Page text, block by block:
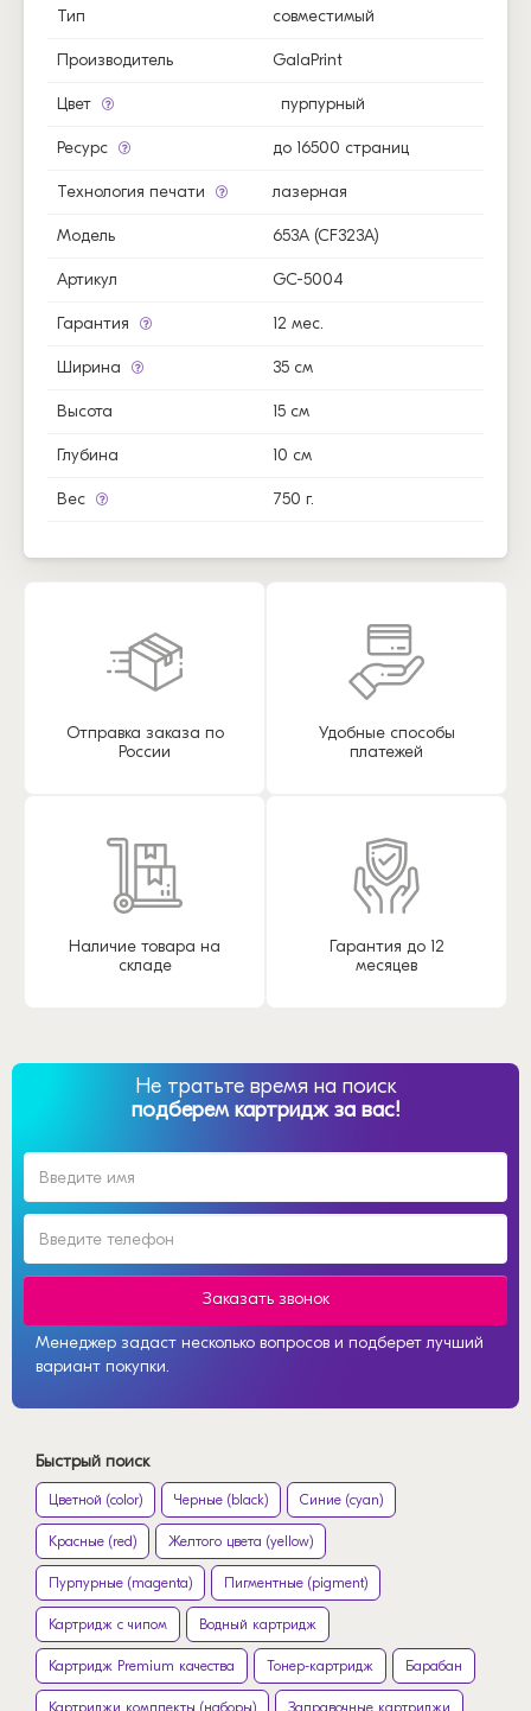
Тип совместимый
Производитель GalaPrint
Цвет пурпурный
Ресурс до 16500 страниц
Технология печати лазерная
Модель 653A (CF323A)
Артикул GC-5004
Гарантия 12 мес.
Ширина 35 см
Высота 15 см
Глубина 10 см
Вес 750 г.
Отправка заказа по
России
Удобные способы
платежей
Наличие товара на
складе
Гарантия до 12
месяцев
Не тратьте время на поиск
подберем картридж за вас!
Заказать звонок
Менеджер задаст несколько вопросов и подберет лучший
вариант покупки.
Быстрый поиск
Цветной (color) Черные (black) Синие (cyan)
Красные (red) Желтого цвета (yellow)
Пурпурные (magenta) Пигментные (pigment)
Картридж с чипом Водный картридж
Картридж Premium качества Тонер-картридж Барабан